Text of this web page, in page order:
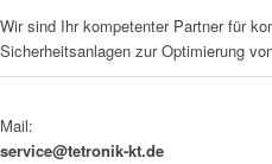
Wir sind Ihr kompetenter Partner für
Sicherheitsanlagen zur Optimierung
Mail:
service@tetronik-kt.de